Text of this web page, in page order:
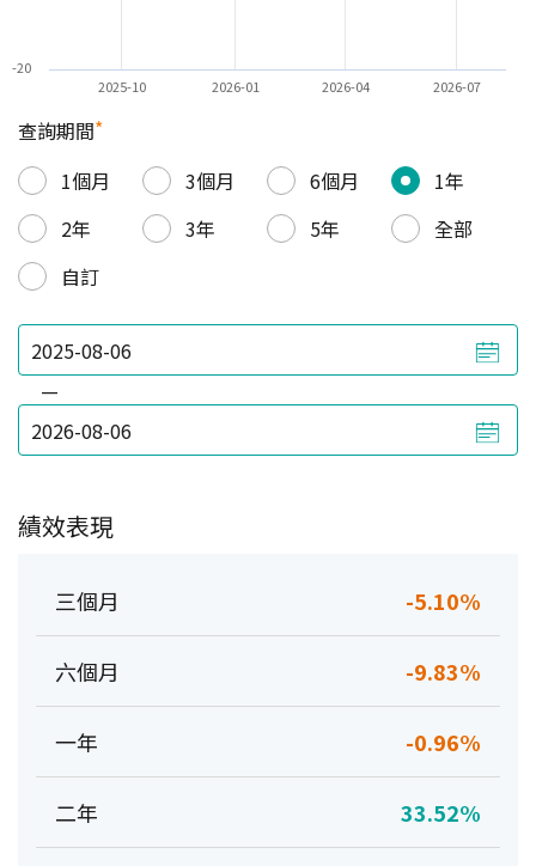
2025-10 2026-01 2026-04 2026-07
-20
查詢期間*
1個月
3個月 6個月
1年
2年
3年 5年
全部
自訂
—
績效表現
三個月 -5.10%
六個月 -9.83%
一年 -0.96%
二年 33.52%